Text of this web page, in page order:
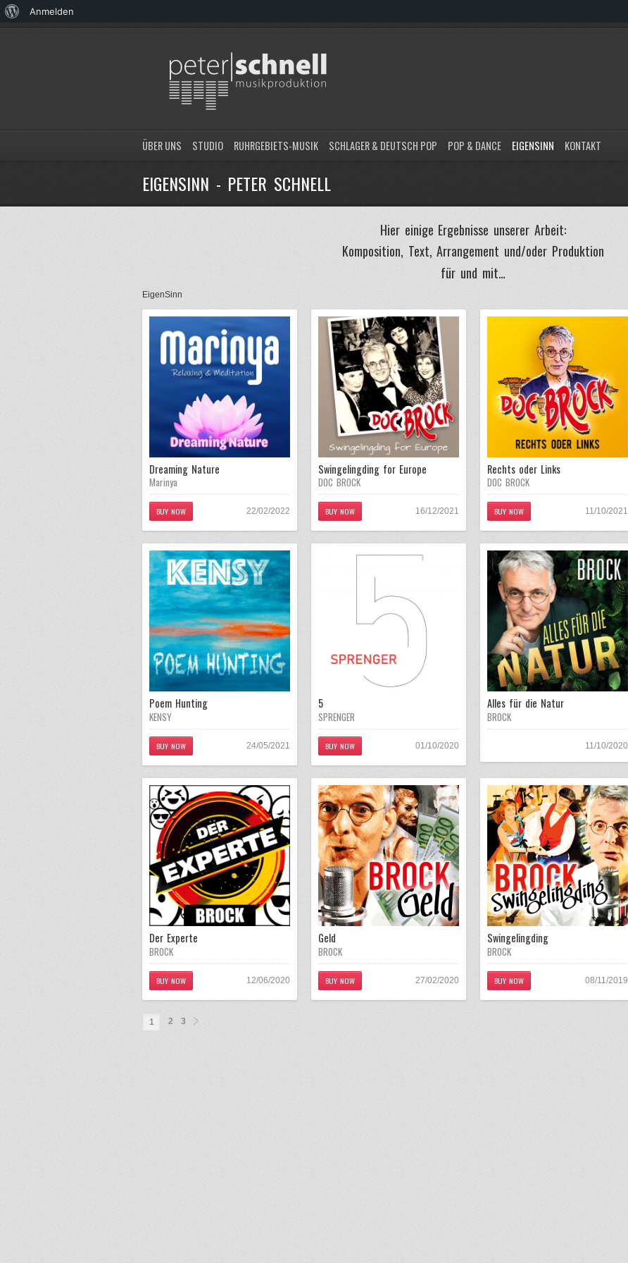
ÜBER UNS STUDIO RUHRGEBIETS-MUSIK SCHLAGER & DEUTSCH POP POP & DANCE EIGENSINN KONTAKT
EIGENSINN - PETER SCHNELL
Hier einige Ergebnisse unserer Arbeit:
Komposition, Text, Arrangement und/oder Produktion
für und mit…
EigenSinn
Dreaming Nature
Marinya
BUY NOW 22/02/2022
Swingelingding for Europe
DOC BROCK
BUY NOW 16/12/2021
Rechts oder Links
DOC BROCK
BUY NOW 11/10/2021
Poem Hunting
KENSY
BUY NOW 24/05/2021
5
SPRENGER
BUY NOW 01/10/2020
Alles für die Natur
BROCK
11/10/2020
Der Experte
BROCK
BUY NOW 12/06/2020
Geld
BROCK
BUY NOW 27/02/2020
Swingelingding
BROCK
BUY NOW 08/11/2019
1 2 3
Über
Anmelden